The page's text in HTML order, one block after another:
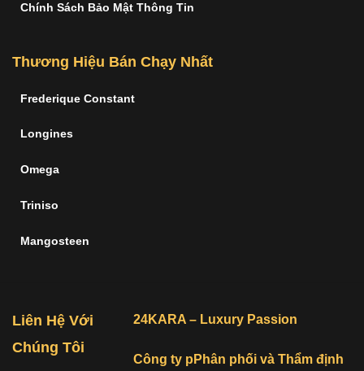
Chính Sách Bảo Mật Thông Tin
Thương Hiệu Bán Chạy Nhất
Frederique Constant
Longines
Omega
Triniso
Mangosteen
Liên Hệ Với
Chúng Tôi
24KARA – Luxury Passion
Công ty pPhân phối và Thẩm định